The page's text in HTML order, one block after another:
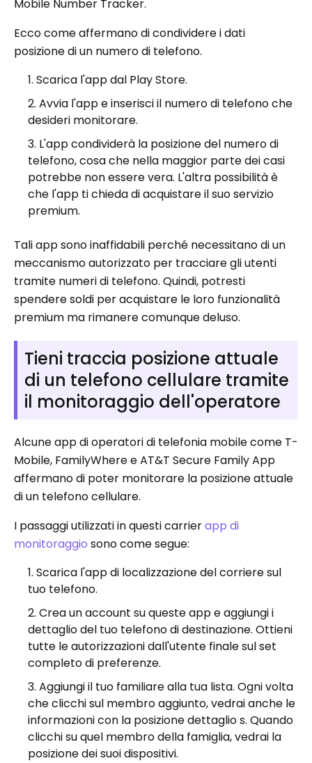
Mobile Number Tracker.
Ecco come affermano di condividere i dati
posizione di un numero di telefono.
Scarica l'app dal Play Store.
Avvia l'app e inserisci il numero di telefono che
desideri monitorare.
L'app condividerà la posizione del numero di
telefono, cosa che nella maggior parte dei casi
potrebbe non essere vera. L'altra possibilità è
che l'app ti chieda di acquistare il suo servizio
premium.
Tali app sono inaffidabili perché necessitano di un
meccanismo autorizzato per tracciare gli utenti
tramite numeri di telefono. Quindi, potresti
spendere soldi per acquistare le loro funzionalità
premium ma rimanere comunque deluso.
Tieni traccia posizione attuale
di un telefono cellulare tramite
il monitoraggio dell'operatore
Alcune app di operatori di telefonia mobile come T-
Mobile, FamilyWhere e AT&T Secure Family App
affermano di poter monitorare la posizione attuale
di un telefono cellulare.
I passaggi utilizzati in questi carrierapp di
monitoraggio sono come segue:
Scarica l'app di localizzazione del corriere sul
tuo telefono.
Crea un account su queste app e aggiungi i
dettaglio del tuo telefono di destinazione. Ottieni
tutte le autorizzazioni dall'utente finale sul set
completo di preferenze.
Aggiungi il tuo familiare alla tua lista. Ogni volta
che clicchi sul membro aggiunto, vedrai anche le
informazioni con la posizione dettaglio s. Quando
clicchi su quel membro della famiglia, vedrai la
posizione dei suoi dispositivi.